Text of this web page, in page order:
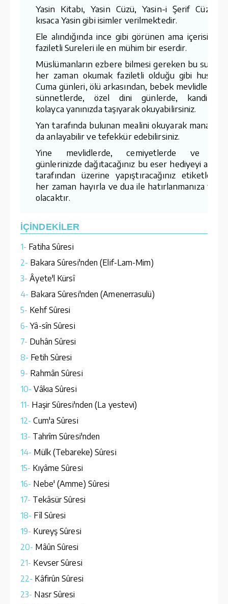
Yasin Kitabı, Yasin Cüzü, Yasin-i Şerif Cüzü
kısaca Yasin gibi isimler verilmektedir.
Ele alındığında ince gibi görünen ama
faziletli Sureleri ile en mühim bir eserdir.
Müslümanların ezbere bilmesi gereken bu
her zaman okumak faziletli olduğu gibi
Cuma günleri, ölü arkasından, bebek
sünnetlerde, özel dini günlerde,
kolayca yanınızda taşıyarak okuyabilirsiniz.
Yan tarafında bulunan mealini okuyarak
da anlayabilir ve tefekkür edebilirsiniz.
Yine mevlidlerde, cemiyetlerde ve
günlerinizde dağıtacağınız bu eser hediyeyi
tarafından üzerine yapıştıracağınız etiketler
her zaman hayırla ve dua ile hatırlanmanıza
olacaktır.
İÇİNDEKİLER
1- Fatiha Sûresi
2- Bakara Sûresi'nden (Elif-Lam-Mim)
3- Âyete'l Kürsî
4- Bakara Sûresi'nden (Amenerrasulü)
5- Kehf Sûresi
6- Yâ-sîn Sûresi
7- Duhân Sûresi
8- Fetih Sûresi
9- Rahmân Sûresi
10- Vâkıa Sûresi
11- Haşir Sûresi'nden (La yestevi)
12- Cum'a Sûresi
13- Tahrîm Sûresi'nden
14- Mülk (Tebareke) Sûresi
15- Kıyâme Sûresi
16- Nebe' (Amme) Sûresi
17- Tekâsür Sûresi
18- Fîl Sûresi
19- Kureyş Sûresi
20- Mâûn Sûresi
21- Kevser Sûresi
22- Kâfirûn Sûresi
23- Nasr Sûresi